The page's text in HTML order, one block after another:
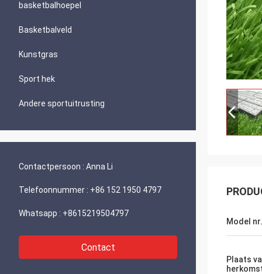
basketbalhoepel
Basketbalveld
Kunstgras
Sport hek
Andere sportuitrusting
Contactpersoon : Anna Li
Telefoonnummer : +86 152 1950 4797
Whatsapp : +8615219504797
Contact
Model nr.
Plaats